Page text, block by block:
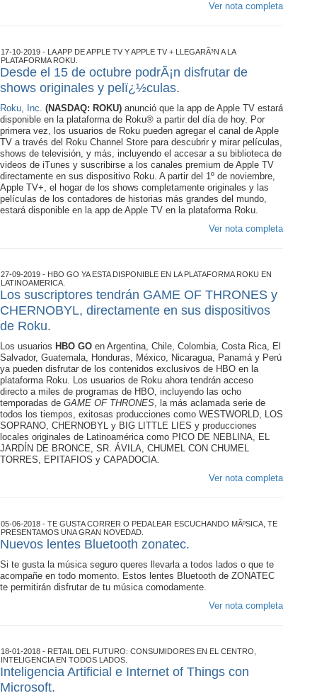
Ver nota completa
17-10-2019 - LA APP DE APPLE TV Y APPLE TV + LLEGARÃ³N A LA
PLATAFORMA ROKU.
Desde el 15 de octubre podrÃ¡n disfrutar de
shows originales y pelï¿½culas.
Roku, Inc. (NASDAQ: ROKU) anunció que la app de Apple TV estará
disponible en la plataforma de Roku® a partir del día de hoy. Por
primera vez, los usuarios de Roku pueden agregar el canal de Apple
TV a través del Roku Channel Store para descubrir y mirar películas,
shows de televisión, y más, incluyendo el accesar a su biblioteca de
videos de iTunes y suscribirse a los canales premium de Apple TV
directamente en sus dispositivo Roku. A partir del 1º de noviembre,
Apple TV+, el hogar de los shows completamente originales y las
películas de los contadores de historias más grandes del mundo,
estará disponible en la app de Apple TV en la plataforma Roku.
Ver nota completa
27-09-2019 - HBO GO YA ESTA DISPONIBLE EN LA PLATAFORMA ROKU EN
LATINOAMERICA.
Los suscriptores tendrán GAME OF THRONES y
CHERNOBYL, directamente en sus dispositivos
de Roku.
Los usuarios HBO GO en Argentina, Chile, Colombia, Costa Rica, El
Salvador, Guatemala, Honduras, México, Nicaragua, Panamá y Perú
ya pueden disfrutar de los contenidos exclusivos de HBO en la
plataforma Roku. Los usuarios de Roku ahora tendrán acceso
directo a miles de programas de HBO, incluyendo las ocho
temporadas de GAME OF THRONES, la más aclamada serie de
todos los tiempos, exitosas producciones como WESTWORLD, LOS
SOPRANO, CHERNOBYL y BIG LITTLE LIES y producciones
locales originales de Latinoamérica como PICO DE NEBLINA, EL
JARDÍN DE BRONCE, SR. ÁVILA, CHUMEL CON CHUMEL
TORRES, EPITAFIOS y CAPADOCIA.
Ver nota completa
05-06-2018 - TE GUSTA CORRER O PEDALEAR ESCUCHANDO MÃºSICA, TE
PRESENTAMOS UNA GRAN NOVEDAD.
Nuevos lentes Bluetooth zonatec.
Si te gusta la música seguro queres llevarla a todos lados o que te
acompañe en todo momento. Estos lentes Bluetooth de ZONATEC
te permitirán disfrutar de tu música comodamente.
Ver nota completa
18-01-2018 - RETAIL DEL FUTURO: CONSUMIDORES EN EL CENTRO,
INTELIGENCIA EN TODOS LADOS.
Inteligencia Artificial e Internet of Things con
Microsoft.